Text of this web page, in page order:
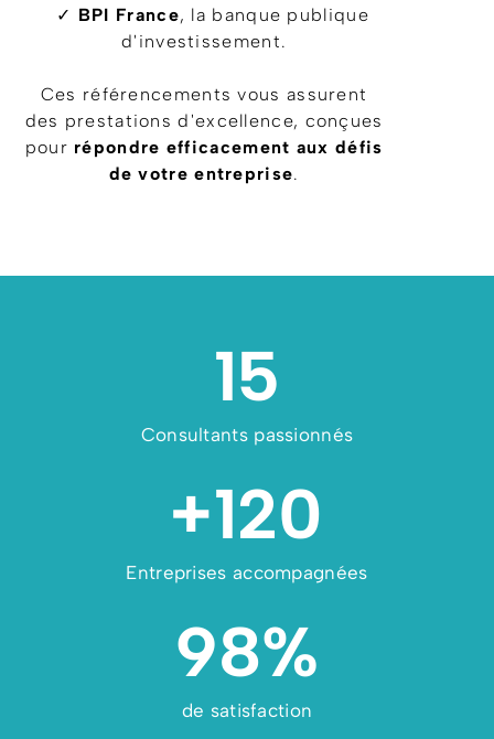
✓ BPI France, la banque publique
d'investissement.
Ces référencements vous assurent
des prestations d'excellence, conçues
pour répondre efficacement aux défis
de votre entreprise.
Consultants passionnés
15
Entreprises accompagnées
+120
de satisfaction
98%